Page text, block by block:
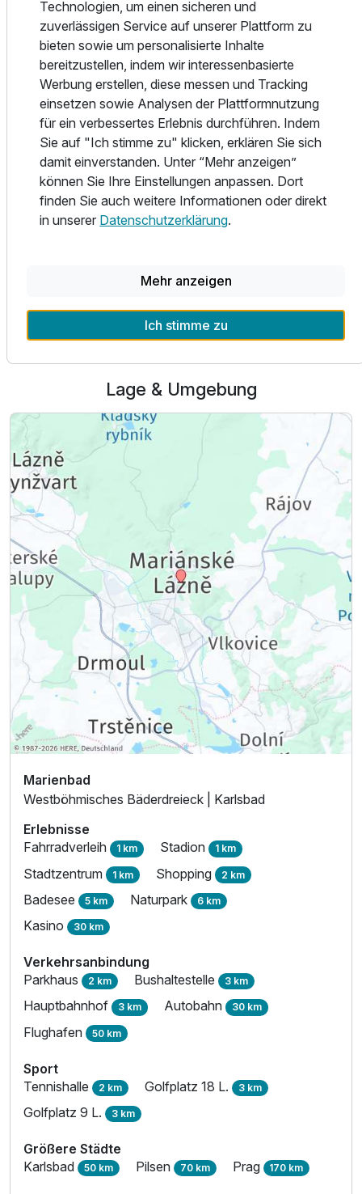
Ausstattung
2 Erwachsene und 2 Kinder
Ausstattung
Für 5 Tage p.P. ab 286,00 €
Suite/n
2 Erwachsene und 2 Kinder
330,00 €
Verfügung (Golfschläger, Fahrrad, Skier). Nach einem
aktiven Tag steht das großzügig ausgestattete Spa des
Hotels für Sie bereit, wo Sie sich wie neu geboren fühlen
werden. An der Rezeption können Sie natürlich auch
Eintrittskarten für kulturelle Veranstaltungen oder andere
Erlebnisse buchen, die Ihren Aufenthalt unvergesslich
machen werden.
Die Tennisplätze, die direkt zur Hotelanlage gehören,
bieten die Möglichkeit von Kinderakademien, Privatstunden
und offenen Turnieren. Sie werden Ihren Aufenthalt im
Queens Hotel zu jeder Zeit des Jahres genießen!
Alle Infos zum Hotel Queens Marienbad
Lage & Umgebung
Marienbad
Westböhmisches Bäderdreieck | Karlsbad
Erlebnisse
Fahrradverleih 1 km Stadion 1 km
Stadtzentrum 1 km Shopping 2 km
Badesee 5 km Naturpark 6 km
Kasino 30 km
Verkehrsanbindung
Parkhaus 2 km Bushaltestelle 3 km
Hauptbahnhof 3 km Autobahn 30 km
Flughafen 50 km
Sport
Tennishalle 2 km Golfplatz 18 L. 3 km
Golfplatz 9 L. 3 km
Größere Städte
Karlsbad 50 km Pilsen 70 km Prag 170 km
Technologien, um einen sicheren und
zuverlässigen Service auf unserer Plattform zu
bieten sowie um personalisierte Inhalte
bereitzustellen, indem wir interessenbasierte
Werbung erstellen, diese messen und Tracking
einsetzen sowie Analysen der Plattformnutzung
für ein verbessertes Erlebnis durchführen. Indem
Sie auf "Ich stimme zu" klicken, erklären Sie sich
damit einverstanden. Unter “Mehr anzeigen”
können Sie Ihre Einstellungen anpassen. Dort
finden Sie auch weitere Informationen oder direkt
in unserer Datenschutzerklärung.
Mehr anzeigen
Ich stimme zu